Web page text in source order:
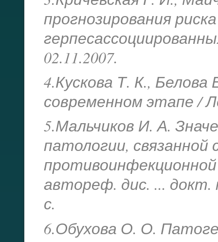
прогнозирования
02.11.2007.
4.Кускова Т. К.,
современном этапе /
5.Мальчиков И. А.
патологии, связанной
автореф. дис. ... докт.
с.
6.Обухова О. О.